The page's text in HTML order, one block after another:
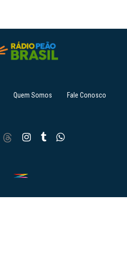
Quem Somos Fale Conosco